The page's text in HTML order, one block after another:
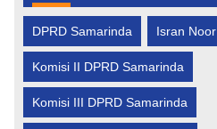
DPRD Samarinda Isran Noor
Komisi II DPRD Samarinda
Komisi III DPRD Samarinda